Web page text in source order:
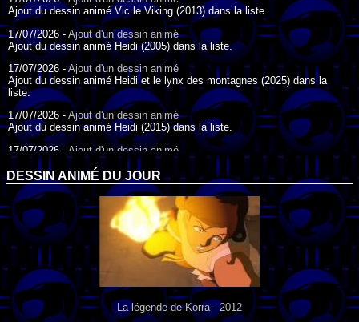
Ajout du dessin animé Vic le Viking (2013) dans la liste.
17/07/2026 - Ajout d'un dessin animé
Ajout du dessin animé Heidi (2005) dans la liste.
17/07/2026 -Ajout d'un dessin animé
Ajout du dessin animé Heidi et le lynx des montagnes (2025) dans la
liste.
17/07/2026 - Ajout d'un dessin animé
Ajout du dessin animé Heidi (2015) dans la liste.
17/07/2026 - Ajout d'un dessin animé
Ajout du dessin animé Heidi (1995) dans la liste.
09/07/2026 -Ajout d'un dessin animé
Ajout du dessin animé Genki l'Aventurier de la Chance (2006) dans la
liste.
04/07/2026 -Ajout d'un dessin animé
Ajout du dessin animé Vilain Petit Canard (2000) dans la liste.
04/07/2026 -Ajout d'un dessin animé
Ajout du dessin animé Le Noël du vilain petit canard (2003) dans la liste.
DESSIN ANIMÉ DU JOUR
La légende de Korra - 2012